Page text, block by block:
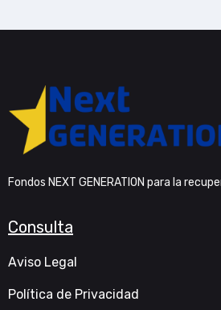
Fondos NEXT GENERATION para la
Consulta
Aviso Legal
Política de Privacidad